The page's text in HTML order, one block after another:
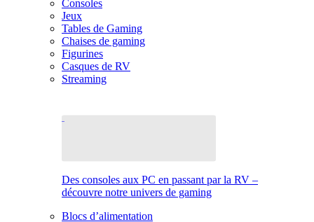
Consoles
Jeux
Tables de Gaming
Chaises de gaming
Figurines
Casques de RV
Streaming
Des consoles aux PC en passant par la RV –
découvre notre univers de gaming
Blocs d’alimentation